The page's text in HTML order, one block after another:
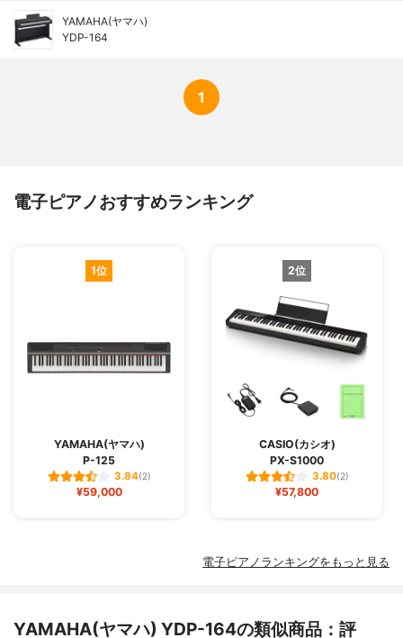
YAMAHA(ヤマハ)
YDP-164
1
電子ピアノおすすめランキング
1位
YAMAHA(ヤマハ)
P-125
3.84(2)
¥59,000
2位
CASIO(カシオ)
PX-S1000
3.80(2)
¥57,800
電子ピアノランキングをもっと見る
YAMAHA(ヤマハ) YDP-164の類似商品：評